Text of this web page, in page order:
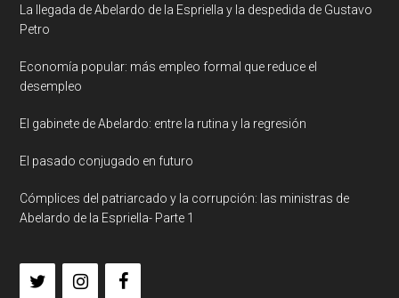
La llegada de Abelardo de la Espriella y la despedida de Gustavo
Petro
Economía popular: más empleo formal que reduce el
desempleo
El gabinete de Abelardo: entre la rutina y la regresión
El pasado conjugado en futuro
Cómplices del patriarcado y la corrupción: las ministras de
Abelardo de la Espriella- Parte 1